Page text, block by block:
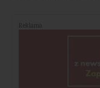
Reklama